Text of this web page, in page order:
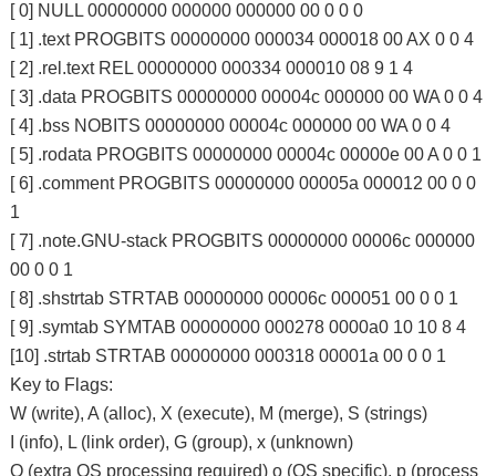
[ 0] NULL 00000000 000000 000000 00 0 0 0
[ 1] .text PROGBITS 00000000 000034 000018 00 AX 0 0 4
[ 2] .rel.text REL 00000000 000334 000010 08 9 1 4
[ 3] .data PROGBITS 00000000 00004c 000000 00 WA 0 0 4
[ 4] .bss NOBITS 00000000 00004c 000000 00 WA 0 0 4
[ 5] .rodata PROGBITS 00000000 00004c 00000e 00 A 0 0 1
[ 6] .comment PROGBITS 00000000 00005a 000012 00 0 0
1
[ 7] .note.GNU-stack PROGBITS 00000000 00006c 000000
00 0 0 1
[ 8] .shstrtab STRTAB 00000000 00006c 000051 00 0 0 1
[ 9] .symtab SYMTAB 00000000 000278 0000a0 10 10 8 4
[10] .strtab STRTAB 00000000 000318 00001a 00 0 0 1
Key to Flags:
W (write), A (alloc), X (execute), M (merge), S (strings)
I (info), L (link order), G (group), x (unknown)
O (extra OS processing required) o (OS specific), p (process